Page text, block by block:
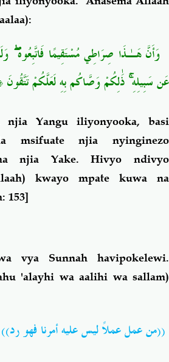
وَأَنَّ هَـٰذَا صِرَاطِي مُسْتَقِيمًا فَاتَّبِعُوهُ
عَن سَبِيلِهِ ۚ ذَٰلِكُمْ وَصَّاكُم بِهِ لَعَلَّكُمْ تَتَّقُونَ
Yangu iliyonyooka, basi
msifuate njia nyinginezo
njia Yake. Hivyo ndivyo
kwayo mpate kuwa na
153]
vya Sunnah havipokelewi.
'alayhi wa aalihi wa sallam)
((من عمل عملاً ليس عليه أمرنا فهو رد))